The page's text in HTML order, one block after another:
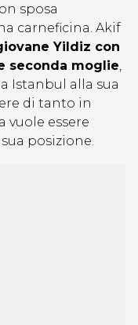
sposa
carneficina. Akif
Yildiz con
seconda moglie,
Istanbul alla sua
di tanto in
vuole essere
posizione.